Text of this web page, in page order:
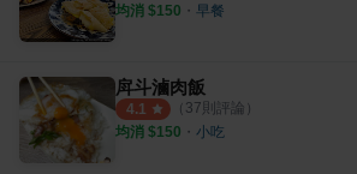
均消 $150 ・ 早餐
戽斗滷肉飯
4.1 （ 37則評論）
均消 $150 ・ 小吃